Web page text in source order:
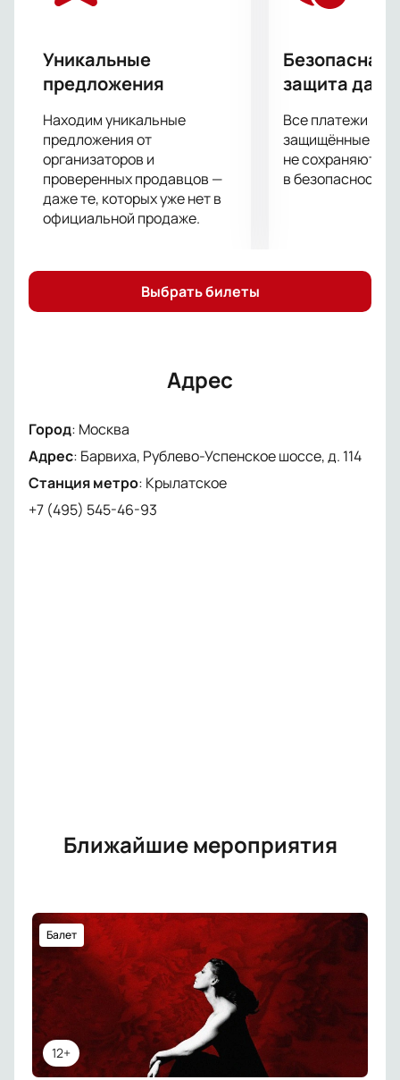
Уникальные
предложения
Находим уникальные
предложения от
организаторов и
проверенных продавцов —
даже те, которых уже нет в
официальной продаже.
Безопасная
защита
Все платежи
защищённые
не сохраняются
в безопасности.
Выбрать билеты
Адрес
Город: Москва
Адрес: Барвиха, Рублево-Успенское шоссе, д. 114
Станция метро: Крылатское
+7 (495) 545-46-93
Ближайшие мероприятия
12+
Балет